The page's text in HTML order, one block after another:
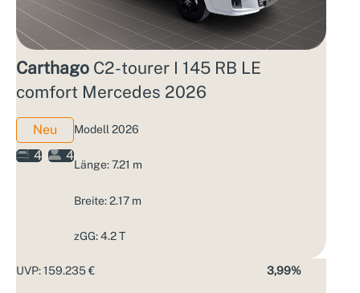
Carthago C2-tourer I 145 RB LE
comfort Mercedes 2026
Neu
4
4
Modell 2026
Länge: 7.21 m
Breite: 2.17 m
zGG: 4.2 T
UVP: 159.235 € 3,99%